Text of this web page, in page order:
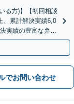
る方)】【初回相談
、累計解決実績6,0
実績の豊富な弁護
でお問い合わせ